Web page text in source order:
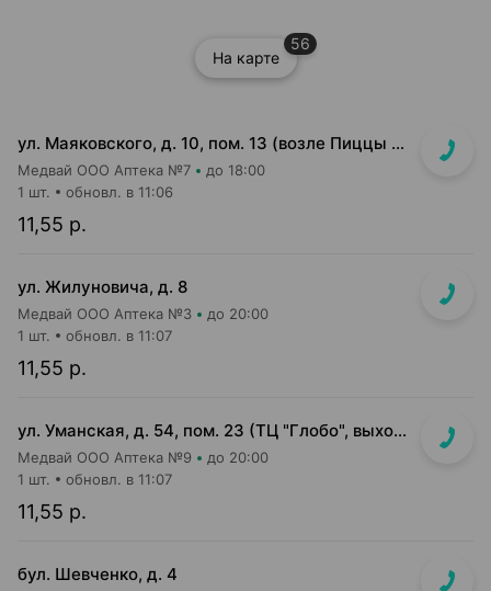
На карте
56
ул. Маяковского, д. 10, пом. 13 (возле Пиццы Мании)
Медвай ООО Аптека №7 до 18:00
11,55 р.
1 шт. обновл. в 11:06
ул. Жилуновича, д. 8
Медвай ООО Аптека №3 до 20:00
11,55 р.
1 шт. обновл. в 11:07
ул. Уманская, д. 54, пом. 23 (ТЦ "Глобо", выход в сторону паркинга)
Медвай ООО Аптека №9 до 20:00
11,55 р.
1 шт. обновл. в 11:07
бул. Шевченко, д. 4